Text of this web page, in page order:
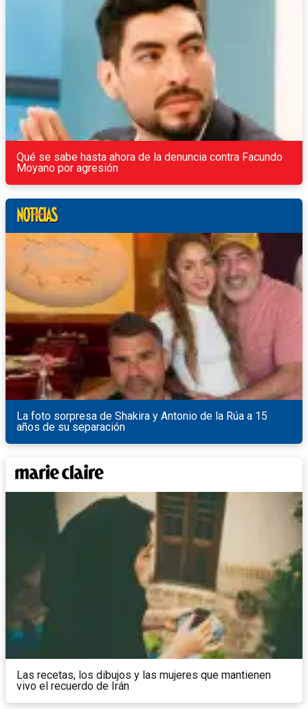
Qué se sabe hasta ahora de la denuncia contra Facundo
Moyano por agresión
La foto sorpresa de Shakira y Antonio de la Rúa a 15
años de su separación
Las recetas, los dibujos y las mujeres que mantienen
vivo el recuerdo de Irán